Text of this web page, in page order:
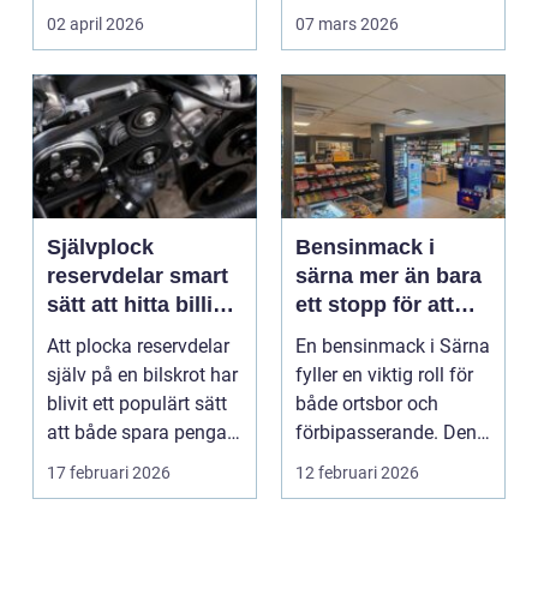
02 april 2026
äga. I ...
07 mars 2026
Självplock
reservdelar smart
sätt att hitta billiga
bildelar
Att plocka reservdelar
själv på en bilskrot har
blivit ett populärt sätt
att både spara pengar
och g...
17 februari 2026
Bensinmack i
särna mer än bara
ett stopp för att
tanka
En bensinmack i Särna
fyller en viktig roll för
både ortsbor och
förbipasserande. Den
fungerar som e...
12 februari 2026